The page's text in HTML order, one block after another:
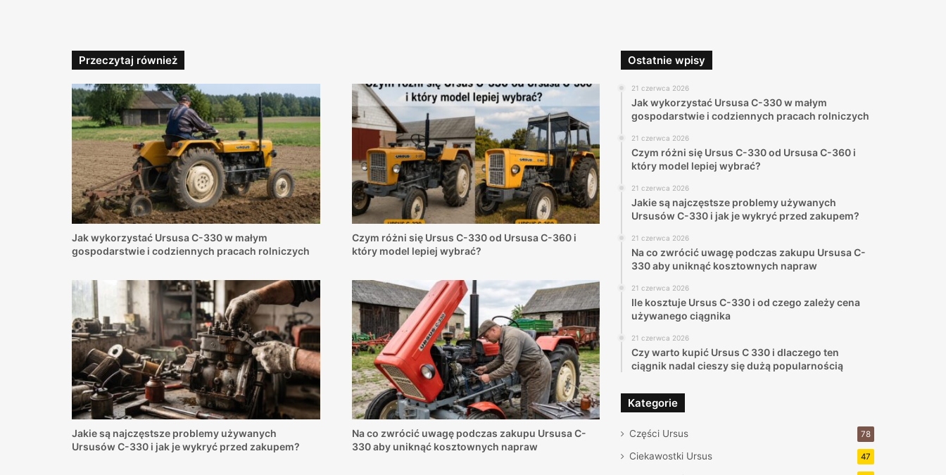
Przeczytaj również
Jak wykorzystać Ursusa C-330 w małym
gospodarstwie i codziennych pracach rolniczych
Czym różni się Ursus C-330 od Ursusa C-360 i
który model lepiej wybrać?
Jakie są najczęstsze problemy używanych
Ursusów C-330 i jak je wykryć przed zakupem?
Na co zwrócić uwagę podczas zakupu Ursusa C-
330 aby uniknąć kosztownych napraw
Ostatnie wpisy
21 czerwca 2026
Jak wykorzystać Ursusa C-330 w małym
gospodarstwie i codziennych pracach rolniczych
21 czerwca 2026
Czym różni się Ursus C-330 od Ursusa C-360 i
który model lepiej wybrać?
21 czerwca 2026
Jakie są najczęstsze problemy używanych
Ursusów C-330 i jak je wykryć przed zakupem?
21 czerwca 2026
Na co zwrócić uwagę podczas zakupu Ursusa C-
330 aby uniknąć kosztownych napraw
21 czerwca 2026
Ile kosztuje Ursus C-330 i od czego zależy cena
używanego ciągnika
21 czerwca 2026
Czy warto kupić Ursus C 330 i dlaczego ten
ciągnik nadal cieszy się dużą popularnością
Kategorie
Części Ursus 78
Ciekawostki Ursus 47